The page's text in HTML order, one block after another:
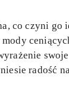
co czyni go
radość